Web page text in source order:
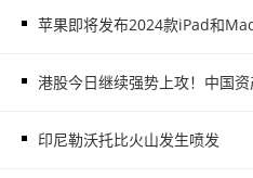
苹果即将发布2024款iPad和
港股今日继续强势上攻！中国
印尼勒沃托比火山发生喷发